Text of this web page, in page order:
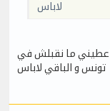
لاباس
ما نقبلش في
تونس و الباقي لاباس